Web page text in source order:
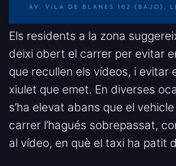
Els residents a la zona
deixi obert el carrer per evitar
que recullen els vídeos, i evitar
xiulet que emet. En diverses
s’ha elevat abans que el
carrer l’hagués sobrepassat,
al vídeo, en què el taxi ha patit